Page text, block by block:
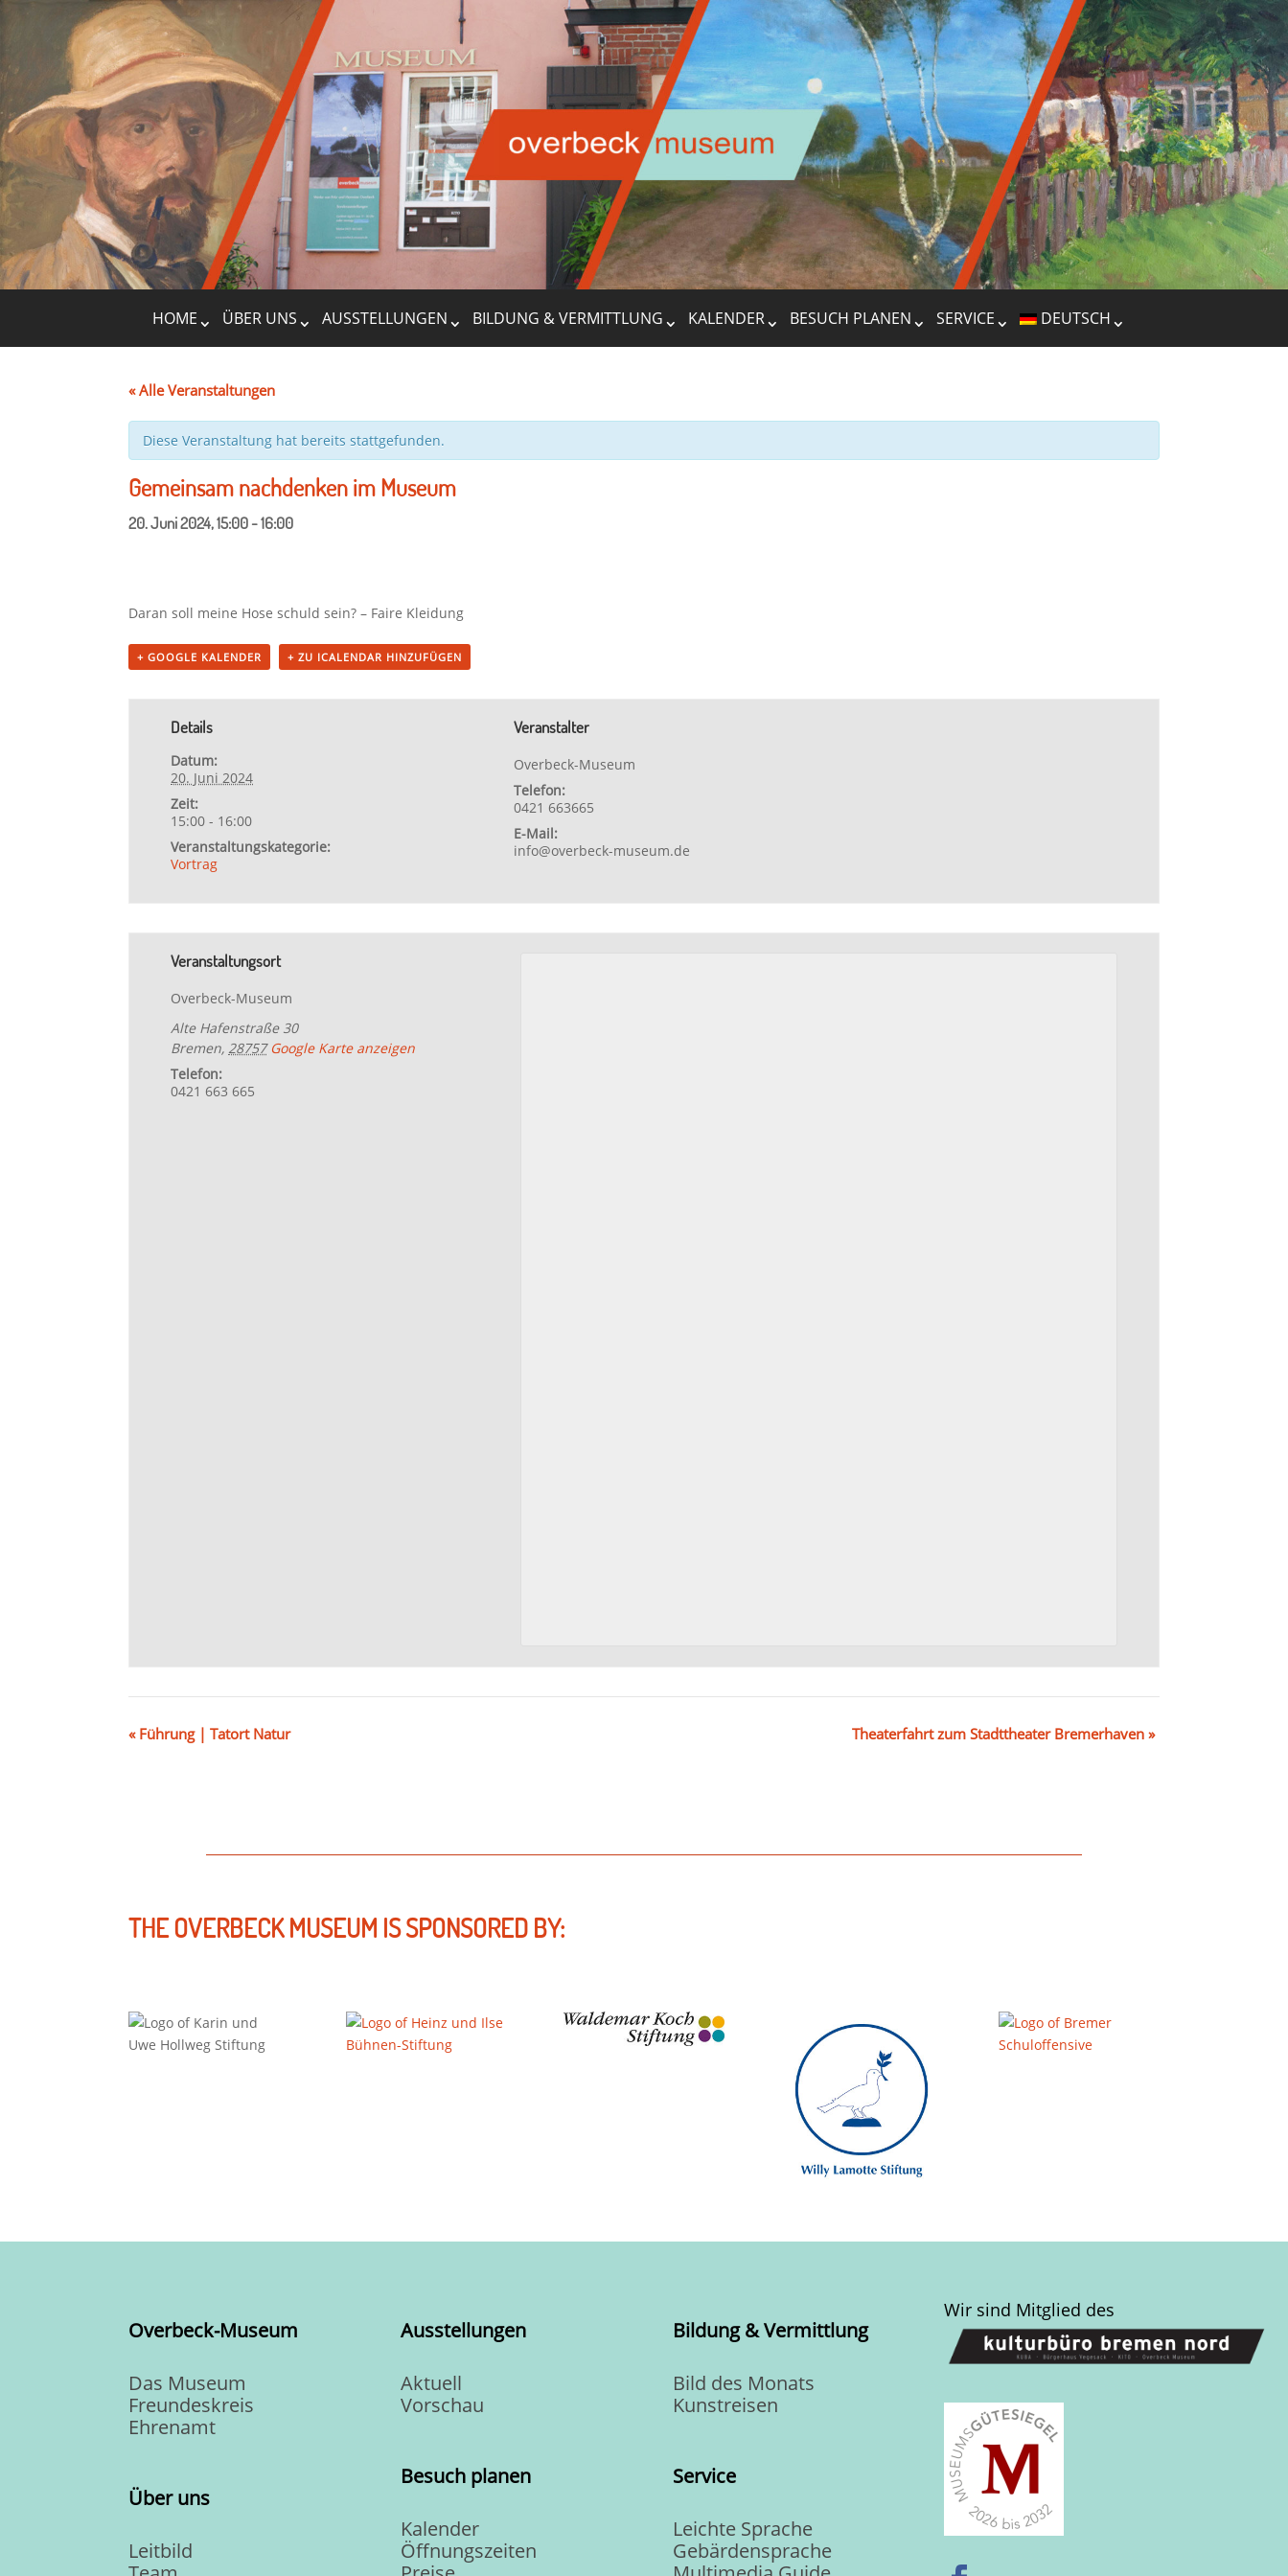
HOME ÜBER UNS AUSSTELLUNGEN BILDUNG & VERMITTLUNG KALENDER BESUCH PLANEN SERVICE DEUTSCH
« Alle Veranstaltungen
Diese Veranstaltung hat bereits stattgefunden.
Gemeinsam nachdenken im Museum
20. Juni 2024, 15:00-16:00
Daran soll meine Hose schuld sein? – Faire Kleidung
+ GOOGLE KALENDER + ZU ICALENDAR HINZUFÜGEN
Details
Datum:
20. Juni 2024
Zeit:
15:00 - 16:00
Veranstaltungskategorie:
Vortrag
Veranstalter
Overbeck-Museum
Telefon:
0421 663665
E-Mail:
info@overbeck-museum.de
Veranstaltungsort
Overbeck-Museum
Alte Hafenstraße 30
Bremen, 28757 Google Karte anzeigen
Telefon:
0421 663 665
«Führung | Tatort Natur Theaterfahrt zum Stadttheater Bremerhaven »
THE OVERBECK MUSEUM IS SPONSORED BY:
Overbeck-Museum
Das Museum
Freundeskreis
Ehrenamt
Über uns
Leitbild
Ausstellungen
Aktuell
Vorschau
Besuch planen
Kalender
Öffnungszeiten
Bildung & Vermittlung
Bild des Monats
Kunstreisen
Service
Leichte Sprache
Gebärdensprache
Wir sind Mitglied des